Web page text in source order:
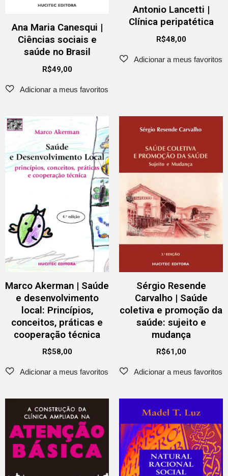
Ana Maria Canesqui |
Ciências sociais e
saúde no Brasil
R$49,00
Antonio Lancetti |
Clínica peripatética
R$48,00
Marco Akerman | Saúde
e desenvolvimento
local: Princípios,
conceitos, práticas e
cooperação técnica
R$58,00
Sérgio Resende
Carvalho | Saúde
coletiva e promoção da
saúde: sujeito e
mudança
R$61,00